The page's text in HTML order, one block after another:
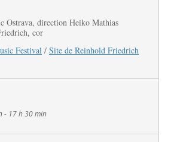
Ostrava, direction Heiko Mathias
cor
Festival / Site de Reinhold Friedrich
- 17 h 30 min